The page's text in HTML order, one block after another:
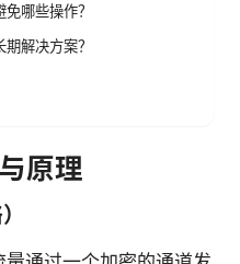
哪些操作？
解决方案？
原理